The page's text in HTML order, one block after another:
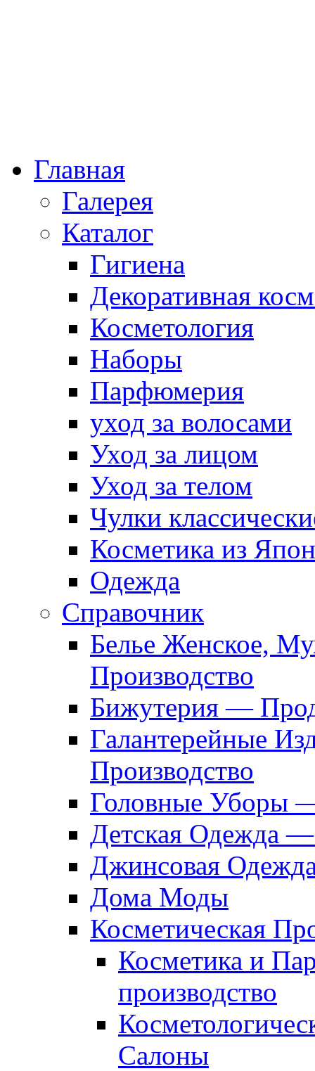
Главная
Галерея
Каталог
Гигиена
Декоративная
Косметология
Наборы
Парфюмерия
уход за волосами
Уход за лицом
Уход за телом
Чулки
Косметика из
Одежда
Справочник
Белье Женское,
Производство
Бижутерия —
Галантерейные
Производство
Головные Уборы
Детская Одежда
Джинсовая
Дома Моды
Косметическая
Косметика и
производство
Салоны